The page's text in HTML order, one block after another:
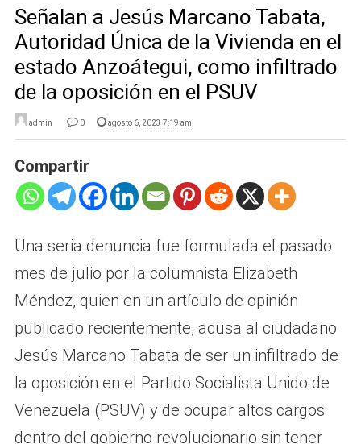
Señalan a Jesús Marcano Tabata,
Autoridad Única de la Vivienda en el
estado Anzoátegui, como infiltrado
de la oposición en el PSUV
admin 0 agosto 6, 2023 7:19 am
Compartir
Una seria denuncia fue formulada el pasado
mes de julio por la columnista Elizabeth
Méndez, quien en un artículo de opinión
publicado recientemente, acusa al ciudadano
Jesús Marcano Tabata de ser un infiltrado de
la oposición en el Partido Socialista Unido de
Venezuela (PSUV) y de ocupar altos cargos
dentro del gobierno revolucionario sin tener